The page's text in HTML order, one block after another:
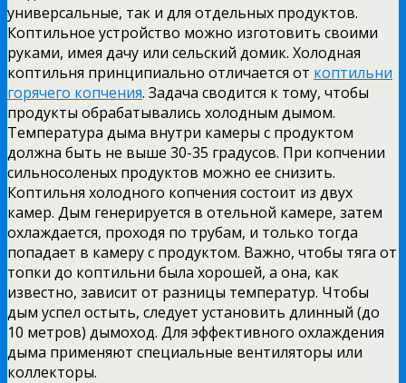
универсальные, так и для отдельных продуктов.
Коптильное устройство можно изготовить своими
руками, имея дачу или сельский домик. Холодная
коптильня принципиально отличается от коптильни
горячего копчения. Задача сводится к тому, чтобы
продукты обрабатывались холодным дымом.
Температура дыма внутри камеры с продуктом
должна быть не выше 30-35 градусов. При копчении
сильносоленых продуктов можно ее снизить.
Коптильня холодного копчения состоит из двух
камер. Дым генерируется в отельной камере, затем
охлаждается, проходя по трубам, и только тогда
попадает в камеру с продуктом. Важно, чтобы тяга от
топки до коптильни была хорошей, а она, как
известно, зависит от разницы температур. Чтобы
дым успел остыть, следует установить длинный (до
10 метров) дымоход. Для эффективного охлаждения
дыма применяют специальные вентиляторы или
коллекторы.